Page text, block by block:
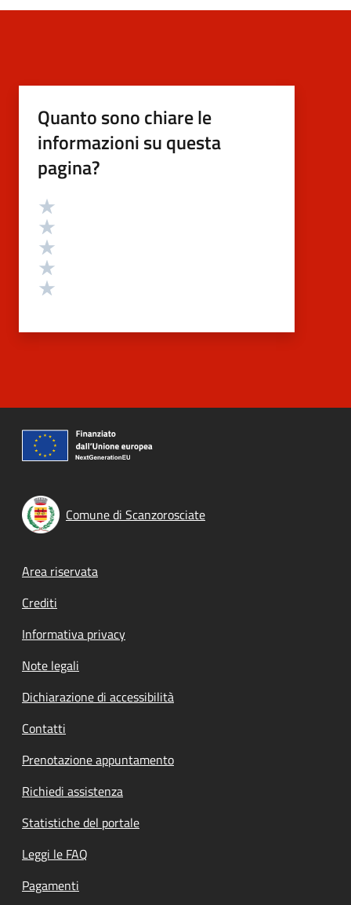
Quanto sono chiare le
informazioni su questa
pagina?
Valutazione
Comune di Scanzorosciate
Footer menu
Area riservata
Crediti
Informativa privacy
Note legali
Dichiarazione di accessibilità
Contatti
Prenotazione appuntamento
Richiedi assistenza
Statistiche del portale
Leggi le FAQ
Pagamenti